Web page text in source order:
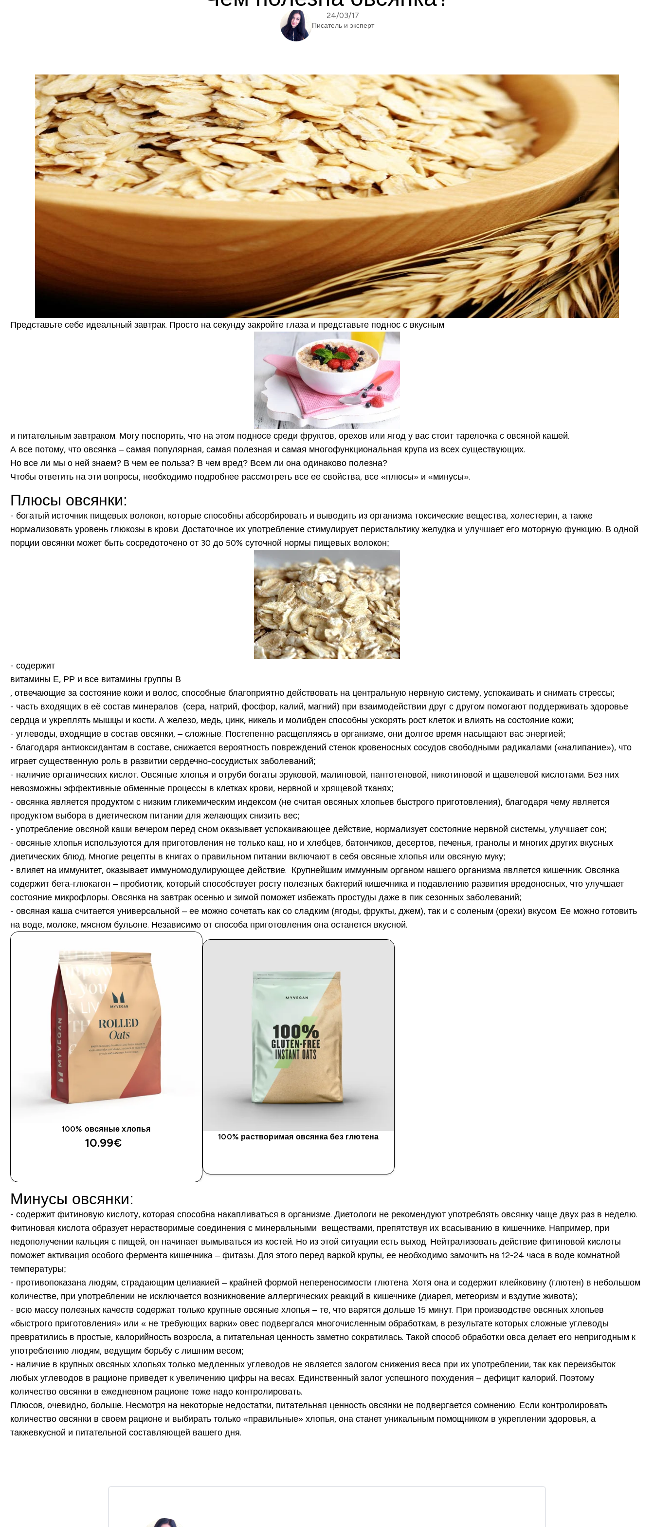
24/03/17
Писатель и эксперт
Представьте себе идеальный завтрак. Просто на секунду закройте глаза и представьте поднос с вкусным
и питательным завтраком. Могу поспорить, что на этом подносе среди фруктов, орехов или ягод у вас стоит тарелочка с овсяной кашей.
А все потому, что овсянка – самая популярная, самая полезная и самая многофункциональная крупаиз всех существующих.
Но все ли мы о ней знаем? В чем ее польза? В чем вред? Всем ли она одинаково полезна?
Чтобы ответить на эти вопросы, необходимо подробнее рассмотреть все ее свойства, все «плюсы» и «минусы».
Плюсы овсянки:
- богатый источник пищевых волокон, которые способны абсорбировать и выводить из организма токсические вещества, холестерин, а также
нормализовать уровень глюкозы в крови. Достаточное их употребление стимулирует перистальтику желудка и улучшает его моторную функцию. В одной
порции овсянки может быть сосредоточено от 30 до 50% суточной нормы пищевых волокон;
- содержит
витамины Е, РР и все витамины группы В
, отвечающие за состояние кожи и волос, способные благоприятно действовать на центральную нервную систему, успокаивать и снимать стрессы;
- часть входящих в её состав минералов (сера, натрий, фосфор, калий, магний) при взаимодействии друг с другом помогают поддерживать здоровье
сердца и укреплять мышцы и кости. А железо, медь, цинк, никель и молибден способны ускорять рост клетоки влиять на состояние кожи;
- углеводы, входящие в состав овсянки, – сложные. Постепенно расщепляясь в организме, они долгое время насыщают вас энергией;
- благодаря антиоксидантам в составе,снижается вероятность повреждений стенок кровеносных сосудов свободными радикалами («налипание»), что
играет существенную роль в развитии сердечно-сосудистых заболеваний;
- наличие органических кислот. Овсяные хлопья и отруби богаты эруковой, малиновой, пантотеновой, никотиновой и щавелевой кислотами. Без них
невозможны эффективные обменные процессы в клетках крови, нервной и хрящевой тканях;
- овсянка является продуктом с низким гликемическим индексом (не считая овсяных хлопьев быстрого приготовления), благодаря чему является
продуктом выбора в диетическом питании для желающих снизить вес;
- употребление овсяной каши вечером перед сном оказывает успокаивающее действие, нормализует состояние нервной системы, улучшает сон;
- овсяные хлопья используются для приготовления не только каш, но и хлебцев, батончиков, десертов, печенья, гранолы и многих других вкусных
диетических блюд. Многие рецепты в книгах о правильном питании включают в себя овсяные хлопья или овсяную муку;
- влияет на иммунитет, оказывает иммуномодулирующее действие. Крупнейшим иммунным органом нашего организма является кишечник. Овсянка
содержит бета-глюкагон – пробиотик, который способствует росту полезных бактерий кишечника и подавлению развития вредоносных, что улучшает
состояние микрофлоры. Овсянка на завтрак осенью и зимой поможет избежать простуды даже в пик сезонных заболеваний;
- овсяная каша считается универсальной – ее можно сочетать как со сладким (ягоды, фрукты, джем), так и с соленым (орехи) вкусом. Ее можно готовить
на воде, молоке, мясном бульоне. Независимо от способа приготовления она останется вкусной.
100% овсяные хлопья
10.99€‎ 100% растворимая овсянка без глютена
Минусы овсянки:
- содержит фитиновую кислоту, которая способна накапливаться в организме. Диетологи не рекомендуют употреблять овсянку чаще двух раз в неделю.
Фитиновая кислота образует нерастворимые соединения с минеральными веществами, препятствуя их всасыванию в кишечнике. Например, при
недополучении кальция с пищей, он начинает вымываться из костей. Но из этой ситуации есть выход. Нейтрализовать действие фитиновой кислоты
поможет активация особого фермента кишечника – фитазы. Для этого перед варкой крупы, ее необходимо замочить на 12-24 часа в воде комнатной
температуры;
- противопоказана людям, страдающим целиакией – крайней формой непереносимости глютена. Хотя она и содержит клейковину (глютен) в небольшом
количестве, при употреблении не исключается возникновение аллергических реакций в кишечнике (диарея, метеоризм и вздутие живота);
- всю массу полезных качеств содержат только крупные овсяные хлопья – те, что варятся дольше 15 минут. При производстве овсяных хлопьев
«быстрого приготовления» или « не требующих варки» овес подвергался многочисленным обработкам, в результате которых сложные углеводы
превратились в простые, калорийность возросла, а питательная ценность заметно сократилась. Такой способ обработки овса делает его непригодным к
употреблению людям, ведущим борьбу с лишним весом;
- наличие в крупных овсяных хлопьях только медленных углеводов не является залогом снижения веса при их употреблении, так как переизбыток
любых углеводов в рационе приведет к увеличению цифры на весах. Единственный залог успешного похудения – дефицит калорий. Поэтому
количество овсянки в ежедневном рационе тоже надо контролировать.
Плюсов, очевидно, больше. Несмотря на некоторые недостатки, питательная ценность овсянки не подвергается сомнению. Если контролировать
количество овсянки в своем рационе и выбирать только «правильные» хлопья, она станет уникальным помощником в укреплении здоровья, а
такжевкусной и питательной составляющей вашего дня.